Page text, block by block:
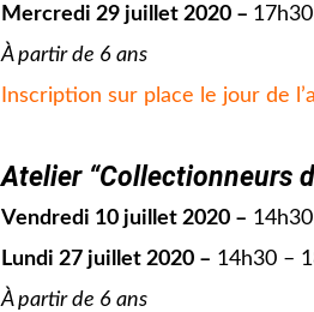
Mercredi 29 juillet 2020 –
À partir de 6 ans
Inscription sur place le jour de
Atelier “Collectionneurs
Vendredi 10 juillet 2020 –
Lundi 27 juillet 2020 – 14h30 –
À partir de 6 ans